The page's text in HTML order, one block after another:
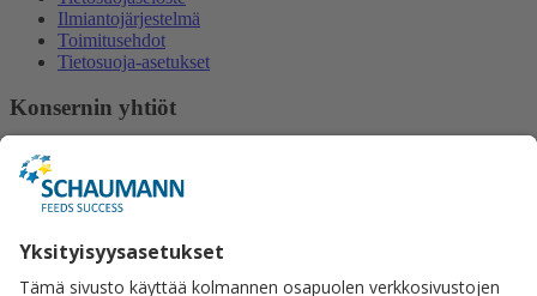
Ilmiantojärjestelmä
Toimitusehdot
Tietosuoja-asetukset
Konsernin yhtiöt
ISF Schauman Forschung
Lactosan
Ligrana
Schaumann BioEnergy
Schaumann Stiftung
Tilco-Alginure